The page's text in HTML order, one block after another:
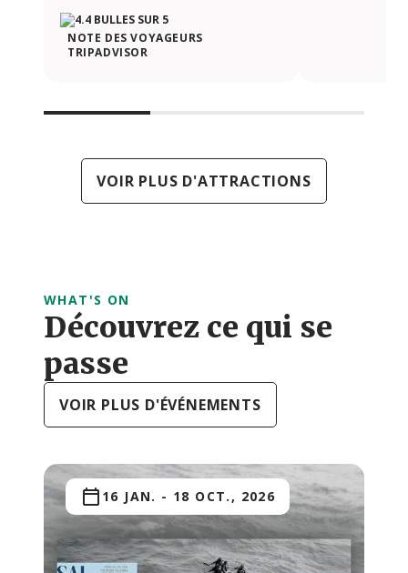
NOTE DES VOYAGEURS
TRIPADVISOR
VOIR PLUS D'ATTRACTIONS
WHAT'S ON
Découvrez ce qui se
passe
VOIR PLUS D'ÉVÉNEMENTS
16 JAN. - 18 OCT., 2026